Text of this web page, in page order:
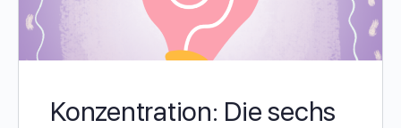
Konzentration: Die sechs